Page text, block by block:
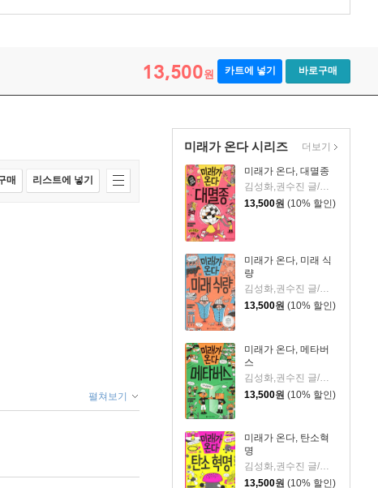
13,500원 카트에 넣기 바로구매
미래가 온다 시리즈
미래가 온다, 대멸종
김성화,권수진 글/이철민 그림
13,500원 (10% 할인)
미래가 온다, 미래 식
량
김성화,권수진 글/박정섭 그림
13,500원 (10% 할인)
미래가 온다, 메타버
스
김성화,권수진 글/이철민 그림
13,500원 (10% 할인)
미래가 온다, 탄소혁
명
김성화,권수진 글/백두리 그림
13,500원 (10% 할인)
더보기
매 리스트에 넣기
펼쳐보기